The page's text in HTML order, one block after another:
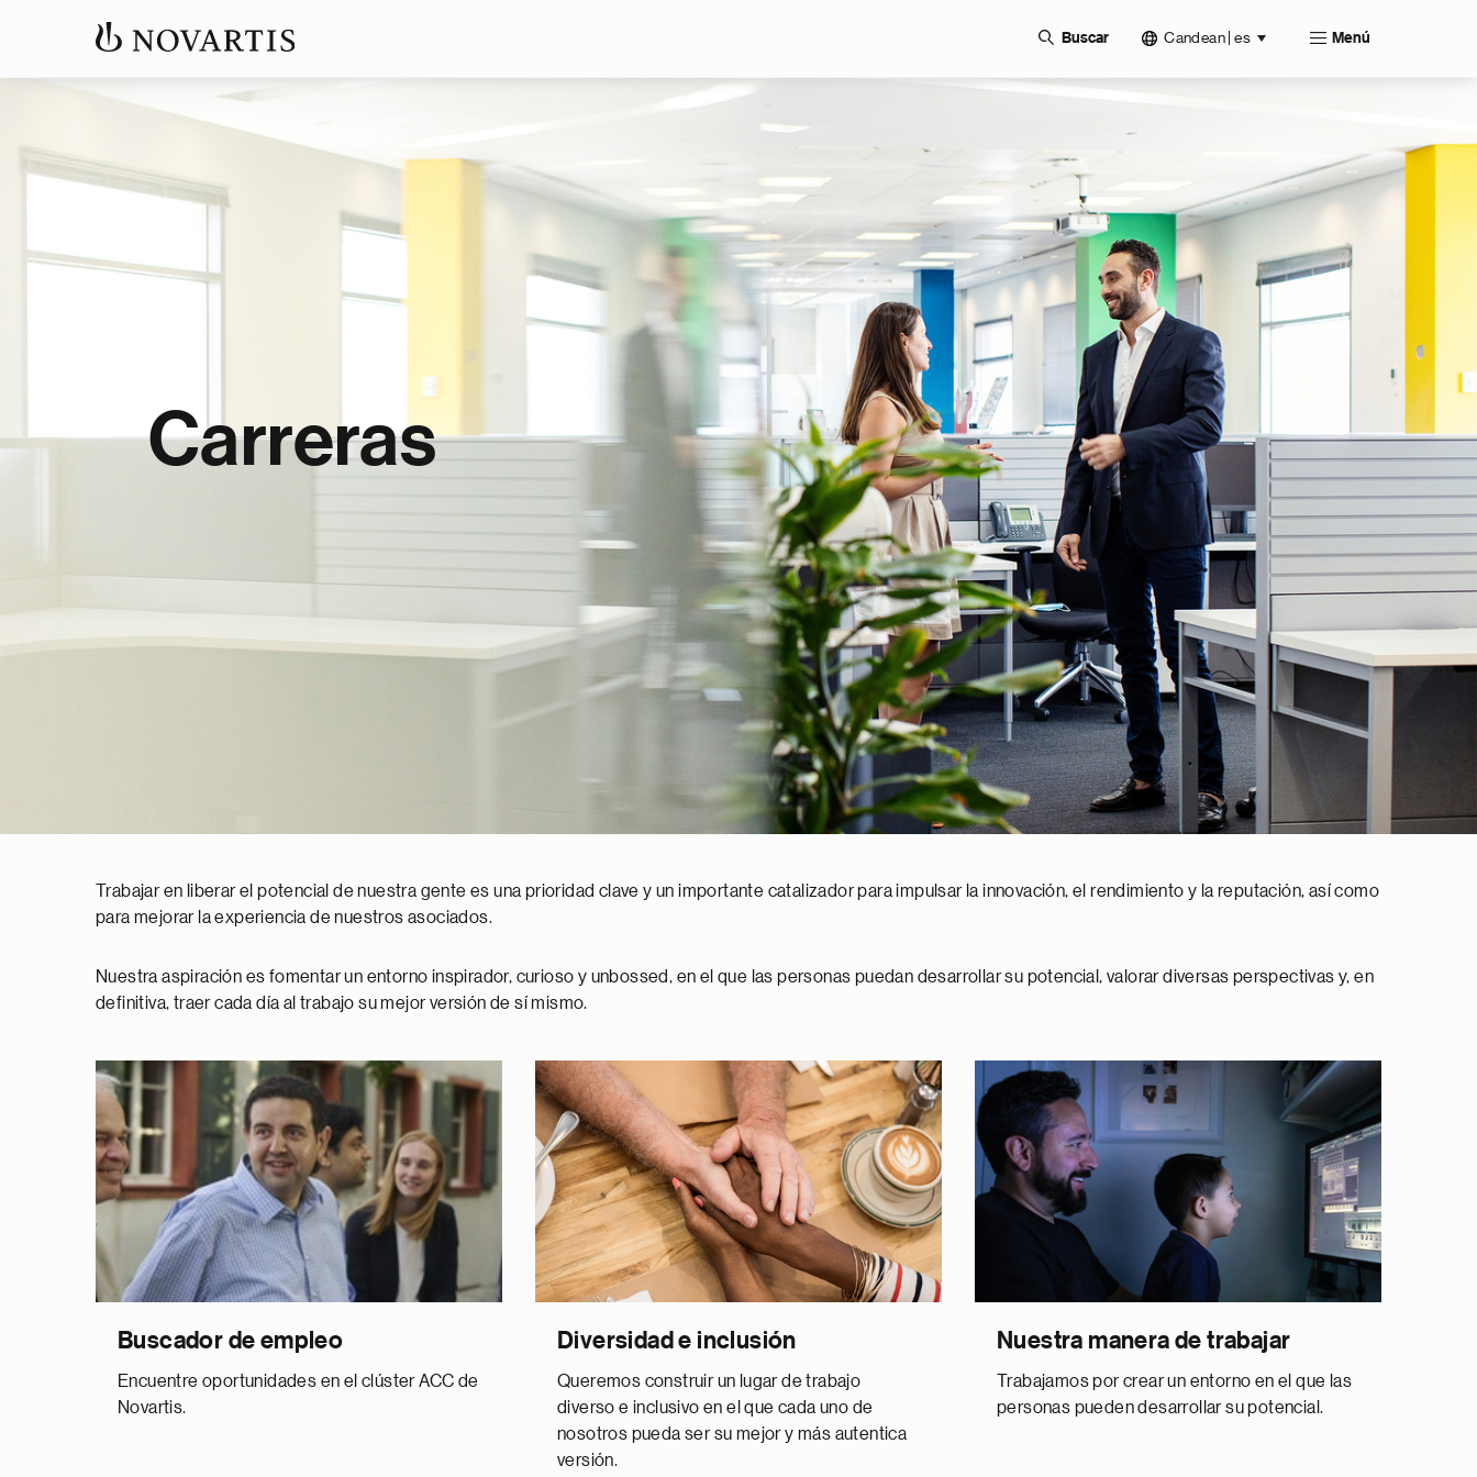
Buscar Candean | es Menú
Carreras
Trabajar en liberar el potencial de nuestra gente es una prioridad clave y un importante catalizador para impulsar la innovación, el rendimiento y la reputación, así como
para mejorar la experiencia de nuestros asociados.
Nuestra aspiración es fomentar un entorno inspirador, curioso y unbossed, en el que las personas puedan desarrollar su potencial, valorar diversas perspectivas y, en
definitiva, traer cada día al trabajo su mejor versión de sí mismo.
Buscador de empleo
Encuentre oportunidades en el clúster ACC de
Novartis.
Diversidad e inclusión
Queremos construir un lugar de trabajo
diverso e inclusivo en el que cada uno de
nosotros pueda ser su mejor y más autentica
versión.
Nuestra manera de trabajar
Trabajamos por crear un entorno en el que las
personas pueden desarrollar su potencial.